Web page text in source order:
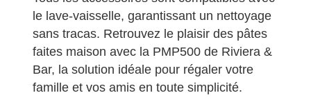
le lave-vaisselle, garantissant un nettoyage
sans tracas. Retrouvez le plaisir des pâtes
faites maison avec la PMP500 de Riviera &
Bar, la solution idéale pour régaler votre
famille et vos amis en toute simplicité.